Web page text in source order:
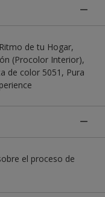
de tu Hogar,
(Procolor Interior),
de color 5051, Pura
el proceso de